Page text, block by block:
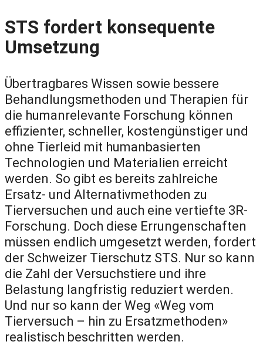
STS fordert konsequente
Umsetzung
Übertragbares Wissen sowie bessere
Behandlungsmethoden und Therapien für
die humanrelevante Forschung können
effizienter, schneller, kostengünstiger und
ohne Tierleid mit humanbasierten
Technologien und Materialien erreicht
werden. So gibt es bereits zahlreiche
Ersatz- und Alternativmethoden zu
Tierversuchen und auch eine vertiefte 3R-
Forschung. Doch diese Errungenschaften
müssen endlich umgesetzt werden, fordert
der Schweizer Tierschutz STS. Nur so kann
die Zahl der Versuchstiere und ihre
Belastung langfristig reduziert werden.
Und nur so kann der Weg «Weg vom
Tierversuch – hin zu Ersatzmethoden»
realistisch beschritten werden.